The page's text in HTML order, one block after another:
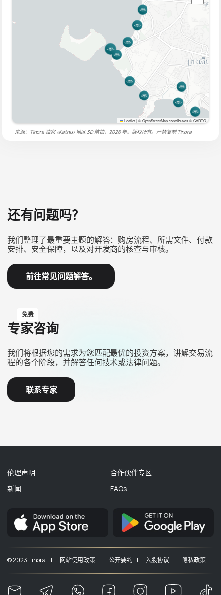
Leaflet|© OpenStreetMap contributors © CARTO
来源：Tinora 独家 «Kathu» 地区 3D 航拍，2026 年。版权所有。严禁复制Tinora
还有问题吗？
我们整理了最重要主题的解答：购房流程、所需文件、付款
安排、安全保障，以及对开发商的核查与审核。
前往常见问题解答。
免费
专家咨询
我们将根据您的需求为您匹配最优的投资方案，讲解交易流
程的各个阶段，并解答任何技术或法律问题。
联系专家
伦理声明
新闻
合作伙伴专区
FAQs
© 2023 Tinora | 网站使用政策 | 公开要约 | 入股协议 | 隐私政策